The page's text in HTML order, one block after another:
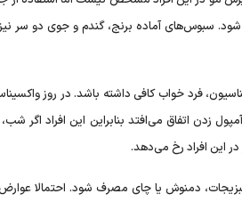
سبوس‌های آماده برنج، گندم و جوی دو سر
فرد خواب کافی داشته باشد. در روز
زدن اتفاق می‌افتد بنابراین این افراد اگر
این افراد رخ می‌دهد.
دمنوش یا چای مصرف شود. احتمالا